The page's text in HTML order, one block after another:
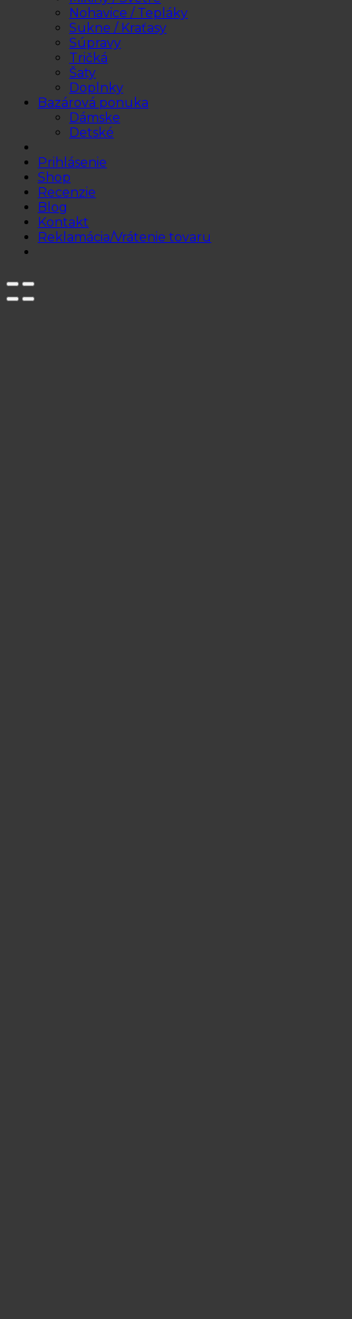
Nohavice / Tepláky
Sukne / Kraťasy
Súpravy
Tričká
Šaty
Doplnky
Bazárová ponuka
Dámske
Detské
Prihlásenie
Shop
Recenzie
Blog
Kontakt
Reklamácia/Vrátenie tovaru